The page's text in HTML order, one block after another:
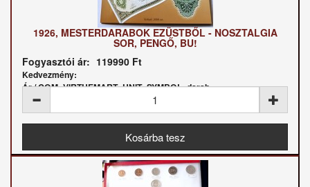
1926, MESTERDARABOK EZÜSTBŐL - NOSZTALGIA
SOR, PENGŐ, BU!
Fogyasztói ár: 119990 Ft
Kedvezmény:
Ár / COM_VIRTUEMART_UNIT_SYMBOL_darab: